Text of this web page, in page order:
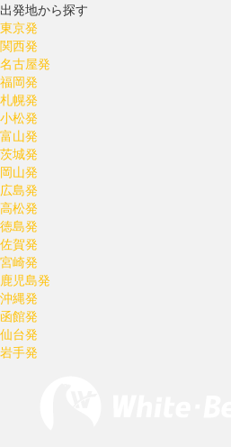
出発地から探す
東京発
関西発
名古屋発
福岡発
札幌発
小松発
富山発
茨城発
岡山発
広島発
高松発
徳島発
佐賀発
宮崎発
鹿児島発
沖縄発
函館発
仙台発
岩手発